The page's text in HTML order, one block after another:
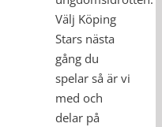
Välj Köping
Stars nästa
gång du
spelar så är vi
med och
delar på